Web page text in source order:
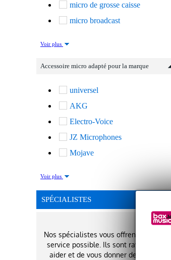
micro de grosse caisse
micro broadcast
Voir plus
Accessoire micro adapté pour la marque
universel
AKG
Electro-Voice
JZ Microphones
Mojave
Voir plus
SPÉCIALISTES
Nos spécialistes vous offrent le meilleur
service possible. Ils sont ravis de vous
aider et de vous donner des conseils